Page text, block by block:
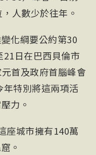
人數少於往年。
化綱要公約第30
日在巴西貝倫市
首及政府首腦峰會
特別將這兩項活
力。
座城市擁有140萬
。